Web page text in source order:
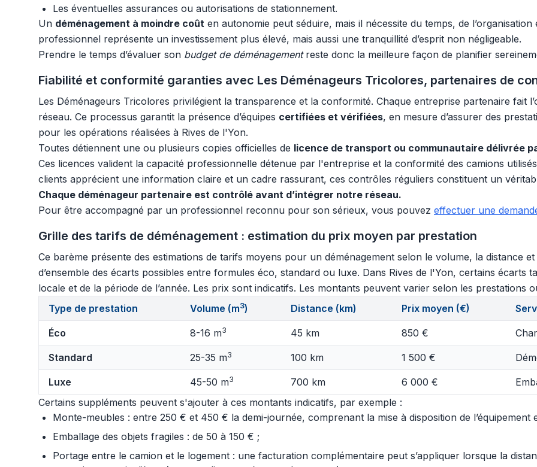
Les éventuelles assurances ou autorisations de stationnement.
Un déménagement à moindre coût en autonomie peut séduire, mais il nécessite du temps, de
professionnel représente un investissement plus élevé, mais aussi une tranquillité d’esprit non négligeable.
Prendre le temps d’évaluer son budget de déménagementreste donc la meilleure façon de planifier
Fiabilité et conformité garanties avec Les Déménageurs Tricolores, partenaires de
Les Déménageurs Tricolores privilégient la transparence et la conformité. Chaque entreprise partenaire fait
réseau. Ce processus garantit la présence d’équipes certifiées et vérifiées, en mesure d’assurer des
pour les opérations réalisées à Rives de l'Yon.
Toutes détiennent une ou plusieurs copies officielles de licence de transport ou communautaire délivrée
Ces licences valident la capacité professionnelle détenue par l'entreprise et la conformité des camions
clients apprécient une information claire et un cadre rassurant, ces contrôles réguliers constituent un
Chaque déménageur partenaire est contrôlé avant d’intégrer notre réseau.
Pour être accompagné par un professionnel reconnu pour son sérieux, vous pouvez effectuer une
Grille des tarifs de déménagement : estimation du prix moyen par prestation
Ce barème présente des estimations de tarifs moyens pour un déménagement selon le volume, la distance
d’ensemble des écarts possibles entre formules éco, standard ou luxe. Dans Rives de l'Yon, certains écarts
locale et de la période de l’année. Les prix sont indicatifs. Les montants peuvent varier selon les prestations
Type de prestation
Volume (m3) Distance (km) Prix moyen (€)
Éco 8-16 m3 45 km 850 €
Standard 25-35 m3 100 km 1 500 €
Luxe 45-50 m3 700 km 6 000 €
Certains suppléments peuvent s'ajouter à ces montants indicatifs, par exemple :
Monte-meubles : entre 250 € et 450 € la demi-journée, comprenant la mise à disposition de l’équipement
Emballage des objets fragiles : de 50 à 150 € ;
Portage entre le camion et le logement : une facturation complémentaire peut s’appliquer lorsque la